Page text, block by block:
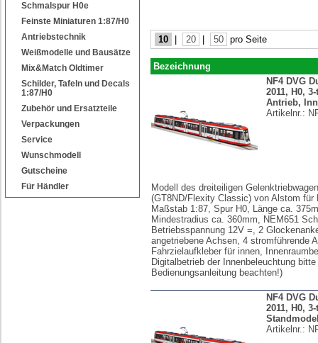
Schmalspur H0e
Feinste Miniaturen 1:87/H0
Antriebstechnik
Weißmodelle und Bausätze
Mix&Match Oldtimer
Schilder, Tafeln und Decals
1:87/H0
Zubehör und Ersatzteile
Verpackungen
Service
Wunschmodell
Gutscheine
Für Händler
10 20 50 pro Seite
Bezeichnung
NF4 DVG
2011, H0,
Antrieb,
Artikelnr.:
Modell des dreiteiligen
(GT8ND/Flexity Classic) von Alstom für
Maßstab 1:87, Spur H0, Länge ca.
Mindestradius ca. 360mm, NEM651
Betriebsspannung 12V =, 2
angetriebene Achsen, 4 stromführende
Fahrzielaufkleber für innen,
Digitalbetrieb der Innenbeleuchtung
Bedienungsanleitung beachten!)
NF4 DVG
2011, H0,
Artikelnr.: